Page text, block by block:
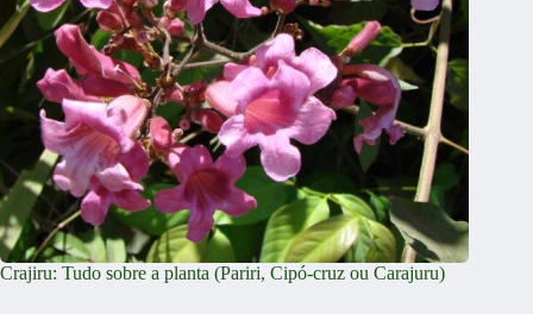
Crajiru: Tudo sobre a planta (Pariri, Cipó-cruz ou Carajuru)